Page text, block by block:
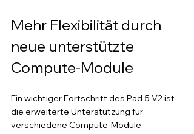
Mehr Flexibilität durch
neue unterstützte
Compute-Module
Ein wichtiger Fortschritt des Pad 5 V2 ist
die erweiterte Unterstützung für
verschiedene Compute-Module.